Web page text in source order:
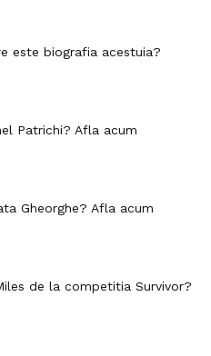
este biografia acestuia?
Patrichi? Afla acum
Gheorghe? Afla acum
de la competitia Survivor?